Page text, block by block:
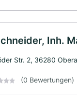
Inh.
Str. 2, 36280
(0 Bewertungen)